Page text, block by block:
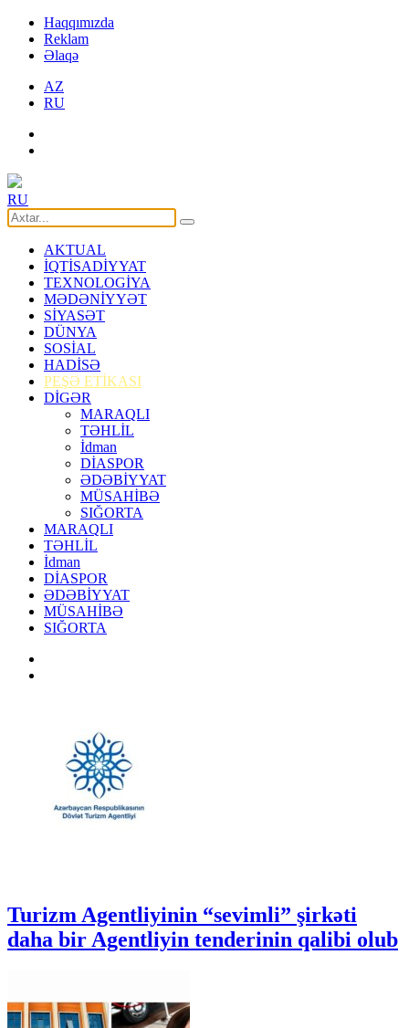
Haqqımızda
Reklam
Əlaqə
AZ
RU
RU
AKTUAL
İQTİSADİYYAT
TEXNOLOGİYA
MƏDƏNİYYƏT
SİYASƏT
DÜNYA
SOSİAL
HADİSƏ
PEŞƏ ETİKASI
DİGƏR
MARAQLI
TƏHLİL
İdman
DİASPOR
ƏDƏBİYYAT
MÜSAHİBƏ
SIĞORTA
MARAQLI
TƏHLİL
İdman
DİASPOR
ƏDƏBİYYAT
MÜSAHİBƏ
SIĞORTA
Turizm Agentliyinin “sevimli” şirkəti
daha bir Agentliyin tenderinin qalibi olub